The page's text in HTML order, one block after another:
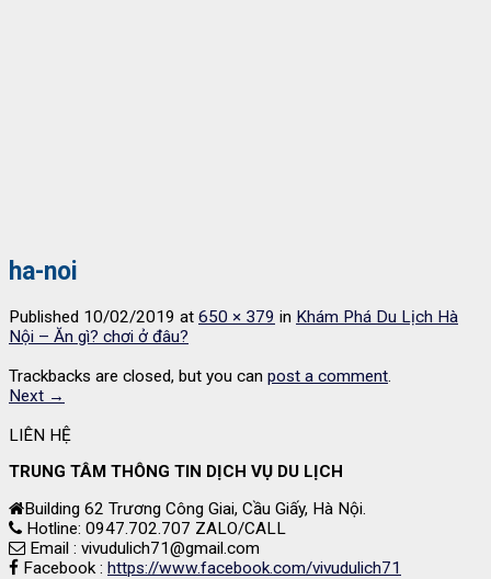
ha-noi
Published 10/02/2019 at 650 × 379 in Khám Phá Du Lịch Hà
Nội – Ăn gì? chơi ở đâu?
Trackbacks are closed, but you can post a comment.
Next →
LIÊN HỆ
TRUNG TÂM THÔNG TIN DỊCH VỤ DU LỊCH
Building 62 Trương Công Giai, Cầu Giấy, Hà Nội.
Hotline: 0947.702.707 ZALO/CALL
Email : vivudulich71@gmail.com
Facebook : https://www.facebook.com/vivudulich71